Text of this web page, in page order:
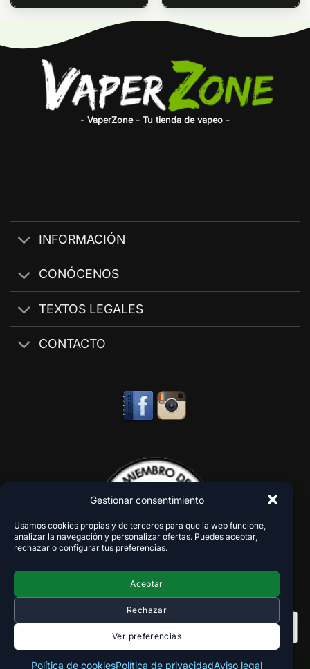
Gestionar consentimiento
Usamos cookies propias y de terceros para que la web funcione,
analizar la navegación y personalizar ofertas. Puedes aceptar,
rechazar o configurar tus preferencias.
Aceptar
Rechazar
Ver preferencias
Política de cookiesPolítica de privacidadAviso legal
- VaperZone - Tu tienda de vapeo -
INFORMACIÓN
CONÓCENOS
TEXTOS LEGALES
CONTACTO